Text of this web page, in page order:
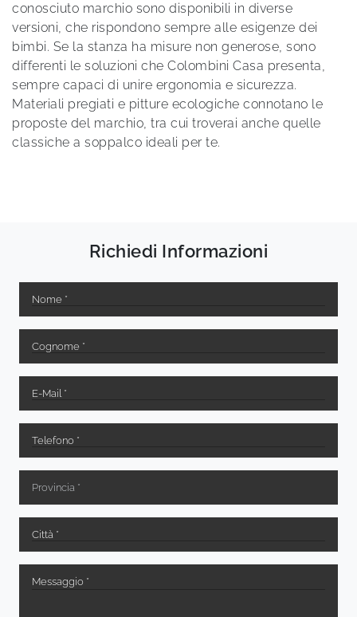
conosciuto marchio sono disponibili in diverse
versioni, che rispondono sempre alle esigenze dei
bimbi. Se la stanza ha misure non generose, sono
differenti le soluzioni che Colombini Casa presenta,
sempre capaci di unire ergonomia e sicurezza.
Materiali pregiati e pitture ecologiche connotano le
proposte del marchio, tra cui troverai anche quelle
classiche a soppalco ideali per te.
Richiedi Informazioni